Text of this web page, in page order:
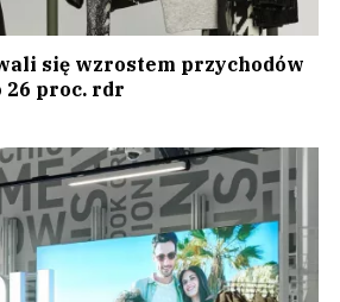
się wzrostem przychodów
26 proc. rdr